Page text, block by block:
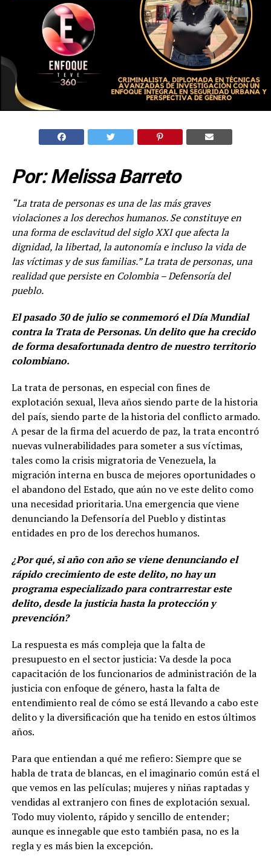
Por: Melissa Barreto
“La trata de personas es una de las más graves
violaciones a los derechos humanos. Se constituye en
una forma de esclavitud del siglo XXI que afecta la
dignidad, la libertad, la autonomía e incluso la vida de
las víctimas y de sus familias.” La trata de personas, una
realidad que persiste en Colombia– Defensoría del
pueblo.
El pasado 30 de julio se conmemoró el Día Mundial
contra la Trata de Personas. Un delito que ha crecido
de forma desafortunada dentro de nuestro territorio
colombiano.
La trata de personas, en especial con fines de
explotación sexual, lleva años siendo parte de la historia
del país, siendo parte de la historia del conflicto armado.
A pesar de la firma del acuerdo de paz, la trata encontró
nuevas vulnerabilidades para someter a sus víctimas,
tales como la crisis migratoria de Venezuela, la
migración interna en busca de mejores oportunidades o
el abandono del Estado, que aún no ve este delito como
una necesidad prioritaria. Una emergencia que viene
denunciando la Defensoría del Pueblo y distintas
entidades en pro de los derechos humanos.
¿Por qué, si año con año se viene denunciando el
rápido crecimiento de este delito, no hay un
programa especializado para contrarrestar este
delito, desde la justicia hasta la protección y
prevención?
La respuesta es más compleja que la falta de
presupuesto en el sector justicia: Va desde la poca
capacitación de los funcionarios de administración de la
justicia con enfoque de género, hasta la falta de
entendimiento real de cómo se está llevando a cabo este
delito y la diversificación que ha tenido en estos últimos
años.
Para que entiendan a qué me refiero: Siempre que se
habla de trata de blancas, en el imaginario común está el
que vemos en las películas; mujeres y niñas raptadas y
vendidas al extranjero con fines de explotación sexual.
Todo muy violento, rápido y sencillo de entender;
aunque es innegable que esto también pasa, no es la
regla y es más bien la excepción.